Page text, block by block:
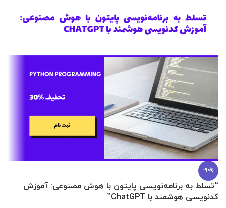
-90%
“تسلط به برنامه‌نویسی پایتون با هوش مصنوعی: آموزش
کدنویسی هوشمند با ChatGPT”